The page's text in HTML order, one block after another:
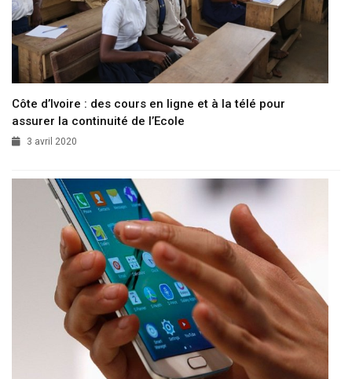
Côte d’Ivoire : des cours en ligne et à la télé pour
assurer la continuité de l’Ecole
3 avril 2020